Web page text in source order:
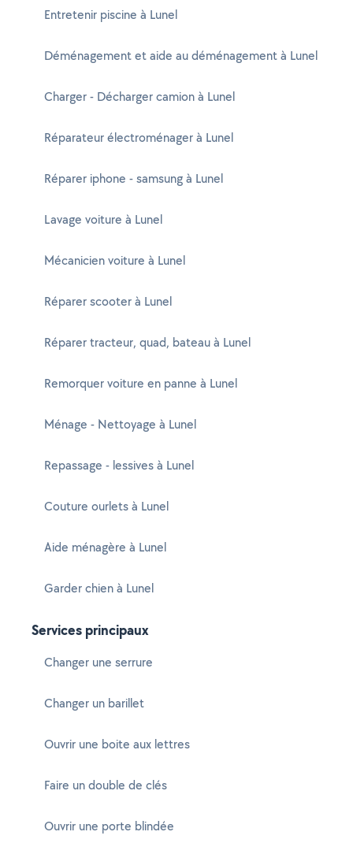
Entretenir piscine à Lunel
Déménagement et aide au déménagement à Lunel
Charger - Décharger camion à Lunel
Réparateur électroménager à Lunel
Réparer iphone - samsung à Lunel
Lavage voiture à Lunel
Mécanicien voiture à Lunel
Réparer scooter à Lunel
Réparer tracteur, quad, bateau à Lunel
Remorquer voiture en panne à Lunel
Ménage - Nettoyage à Lunel
Repassage - lessives à Lunel
Couture ourlets à Lunel
Aide ménagère à Lunel
Garder chien à Lunel
Services principaux
Changer une serrure
Changer un barillet
Ouvrir une boite aux lettres
Faire un double de clés
Ouvrir une porte blindée